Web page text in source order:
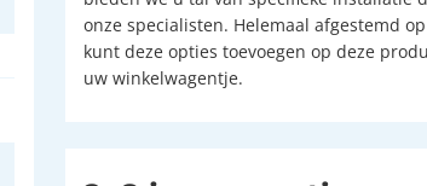
onze specialisten. Helemaal afgestemd
kunt deze opties toevoegen op deze
uw winkelwagentje.